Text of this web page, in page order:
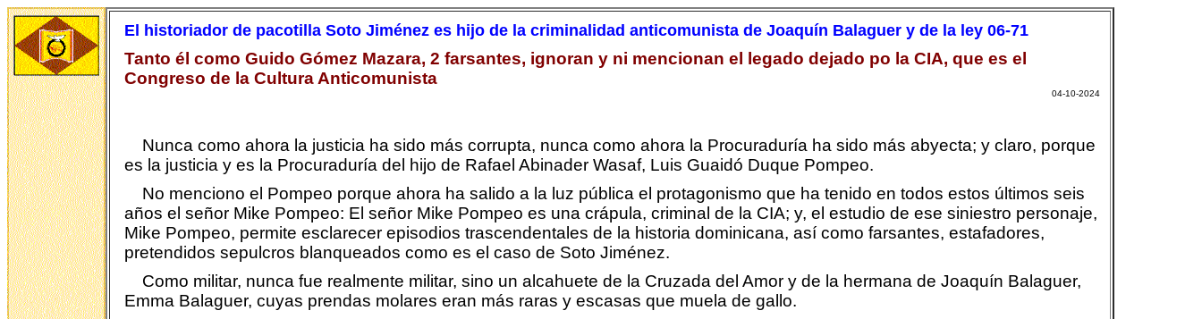
El historiador de pacotilla Soto Jiménez es hijo de la criminalidad anticomunista de Joaquín Balaguer y de la ley 06-71
Tanto él como Guido Gómez Mazara, 2 farsantes, ignoran y ni mencionan el legado dejado po la CIA, que es el
Congreso de la Cultura Anticomunista
04-10-2024
Nunca como ahora la justicia ha sido más corrupta, nunca como ahora la Procuraduría ha sido más abyecta; y claro, porque
es la justicia y es la Procuraduría del hijo de Rafael Abinader Wasaf, Luis Guaidó Duque Pompeo.
No menciono el Pompeo porque ahora ha salido a la luz pública el protagonismo que ha tenido en todos estos últimos seis
años el señor Mike Pompeo: El señor Mike Pompeo es una crápula, criminal de la CIA; y, el estudio de ese siniestro personaje,
Mike Pompeo, permite esclarecer episodios trascendentales de la historia dominicana, así como farsantes, estafadores,
pretendidos sepulcros blanqueados como es el caso de Soto Jiménez.
Como militar, nunca fue realmente militar, sino un alcahuete de la Cruzada del Amor y de la hermana de Joaquín Balaguer,
Emma Balaguer, cuyas prendas molares eran más raras y escasas que muela de gallo.